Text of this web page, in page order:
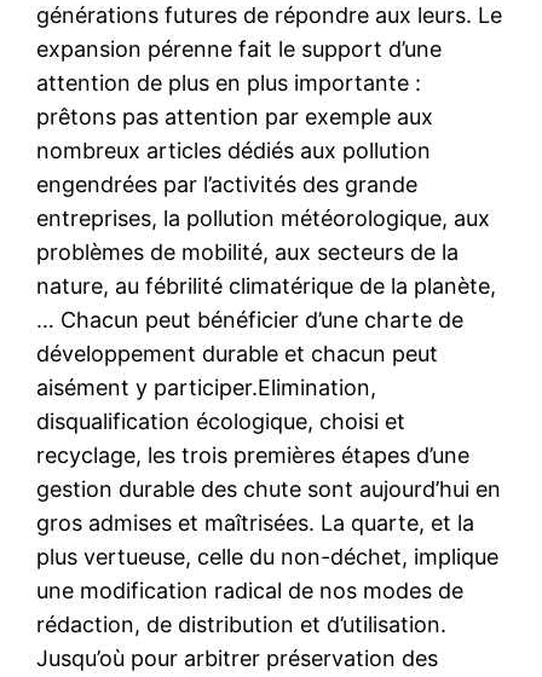
générations futures de répondre aux leurs. Le
expansion pérenne fait le support d’une
attention de plus en plus importante :
prêtons pas attention par exemple aux
nombreux articles dédiés aux pollution
engendrées par l’activités des grande
entreprises, la pollution météorologique, aux
problèmes de mobilité, aux secteurs de la
nature, au fébrilité climatérique de la planète,
… Chacun peut bénéficier d’une charte de
développement durable et chacun peut
aisément y participer.Elimination,
disqualification écologique, choisi et
recyclage, les trois premières étapes d’une
gestion durable des chute sont aujourd’hui en
gros admises et maîtrisées. La quarte, et la
plus vertueuse, celle du non-déchet, implique
une modification radical de nos modes de
rédaction, de distribution et d’utilisation.
Jusqu’où pour arbitrer préservation des